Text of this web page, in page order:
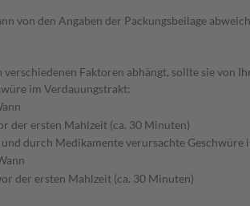
von den Angaben der Packungsbeilage
Faktoren abhängt, sollte sie
im Verdauungstrakt:
der ersten Mahlzeit (ca. 30 Minuten)
durch Medikamente verursachte Geschwüre
der ersten Mahlzeit (ca. 30 Minuten)